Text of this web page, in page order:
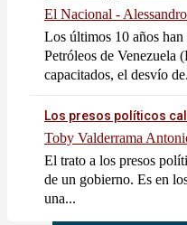
El Nacional -
Los últimos 10 años han
Petróleos de Venezuela
capacitados, el desvío
Los presos políticos
Toby Valderrama
El trato a los presos
de un gobierno. Es en
una...